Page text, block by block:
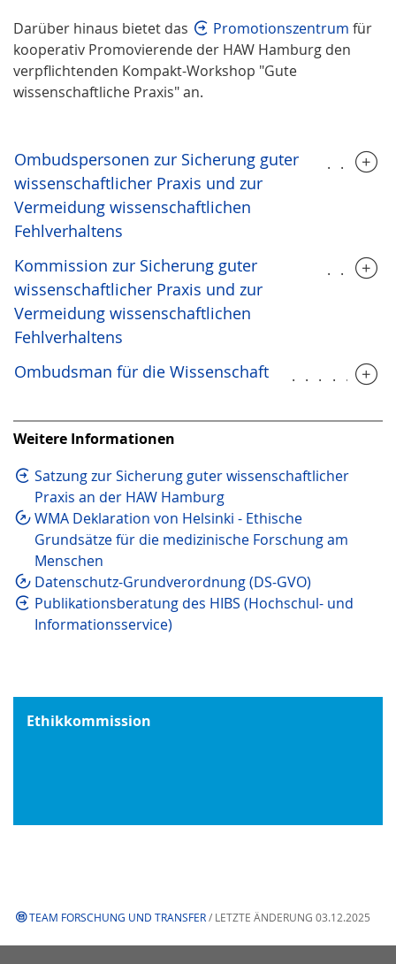
Darüber hinaus bietet das
Promotionszentrum für
kooperativ Promovierende der HAW Hamburg den
verpflichtenden Kompakt-Workshop "Gute
wissenschaftliche Praxis" an.
Ombudspersonen zur Sicherung guter
wissenschaftlicher Praxis und zur
Vermeidung wissenschaftlichen
Fehlverhaltens
Kommission zur Sicherung guter
wissenschaftlicher Praxis und zur
Vermeidung wissenschaftlichen
Fehlverhaltens
Ombudsman für die Wissenschaft
Weitere Infor­mationen
Satzung zur Sicherung guter wissenschaftlicher
Praxis an der HAW Hamburg
WMA Deklaration von Helsinki - Ethische
Grundsätze für die medizinische Forschung am
Menschen
Datenschutz-Grundverordnung (DS-GVO)
Publikationsberatung des HIBS (Hochschul- und
Informationsservice)
Ethikkommission
TEAM FORSCHUNG UND TRANSFER/ LETZTE ÄNDERUNG 03.12.2025